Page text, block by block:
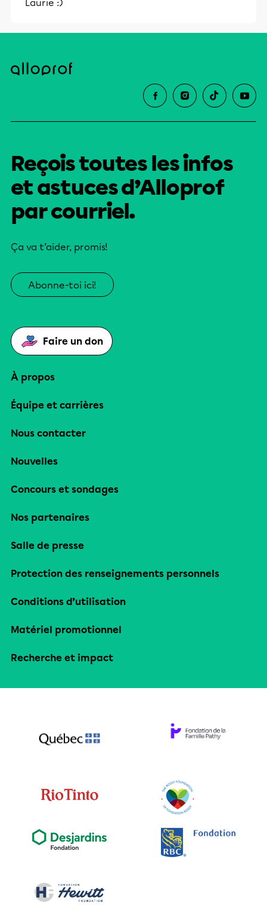
Laurie :)
Reçois toutes les infos
et astuces d’Alloprof
par courriel.
Ça va t’aider, promis!
Abonne-toi ici!
Faire un don
À propos
Équipe et carrières
Nous contacter
Nouvelles
Concours et sondages
Nos partenaires
Salle de presse
Protection des renseignements personnels
Conditions d’utilisation
Matériel promotionnel
Recherche et impact